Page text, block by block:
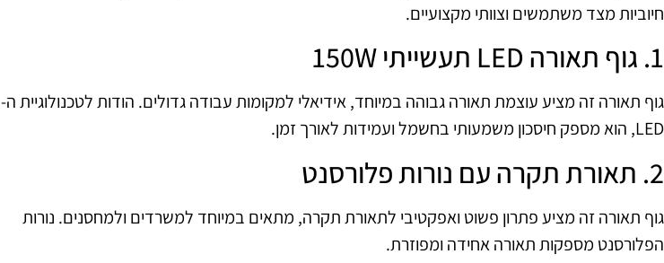
חיוביות מצד משתמשים וצוותי מקצועיים.
1. גוף תאורה LED תעשייתי 150W
גוף תאורה זה מציע עוצמת תאורה גבוהה במיוחד, אידיאלי למקומות עבודה גדולים. הודות לטכנולוגיית ה-
LED, הוא מספק חיסכון משמעותי בחשמל ועמידות לאורך זמן.
2. תאורת תקרה עם נורות פלורסנט
גוף תאורה זה מציע פתרון פשוט ואפקטיבי לתאורת תקרה, מתאים במיוחד למשרדים ולמחסנים. נורות
הפלורסנט מספקות תאורה אחידה ומפוזרת.